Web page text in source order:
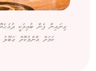
ގިނައިން ފެން ބުއިމަކީ
ކަމަށް އާންމުކޮށް